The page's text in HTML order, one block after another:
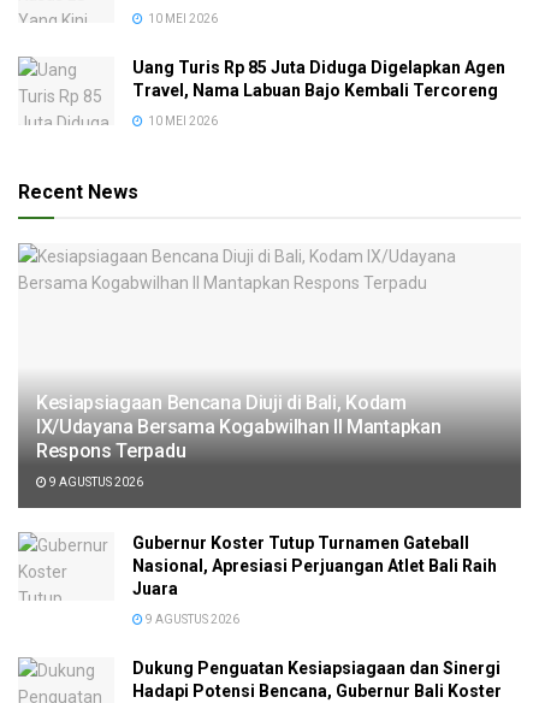
10 MEI 2026
Uang Turis Rp 85 Juta Diduga Digelapkan Agen
Travel, Nama Labuan Bajo Kembali Tercoreng
10 MEI 2026
Recent News
Kesiapsiagaan Bencana Diuji di Bali, Kodam
IX/Udayana Bersama Kogabwilhan II Mantapkan
Respons Terpadu
9 AGUSTUS 2026
Gubernur Koster Tutup Turnamen Gateball
Nasional, Apresiasi Perjuangan Atlet Bali Raih
Juara
9 AGUSTUS 2026
Dukung Penguatan Kesiapsiagaan dan Sinergi
Hadapi Potensi Bencana, Gubernur Bali Koster